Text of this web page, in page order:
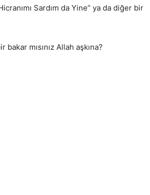
Sardım da Yine” ya da diğer bir
mısınız Allah aşkına?